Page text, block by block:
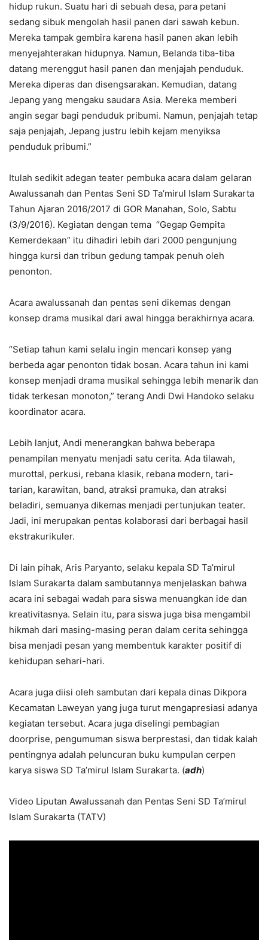
hidup rukun. Suatu hari di sebuah desa, para petani
sedang sibuk mengolah hasil panen dari sawah kebun.
Mereka tampak gembira karena hasil panen akan lebih
menyejahterakan hidupnya. Namun, Belanda tiba-tiba
datang merenggut hasil panen dan menjajah penduduk.
Mereka diperas dan disengsarakan. Kemudian, datang
Jepang yang mengaku saudara Asia. Mereka memberi
angin segar bagi penduduk pribumi. Namun, penjajah tetap
saja penjajah, Jepang justru lebih kejam menyiksa
penduduk pribumi.”
Itulah sedikit adegan teater pembuka acara dalam gelaran
Awalussanah dan Pentas Seni SD Ta’mirul Islam Surakarta
Tahun Ajaran 2016/2017 di GOR Manahan, Solo, Sabtu
(3/9/2016). Kegiatan dengan tema “Gegap Gempita
Kemerdekaan” itu dihadiri lebih dari 2000 pengunjung
hingga kursi dan tribun gedung tampak penuh oleh
penonton.
Acara awalussanah dan pentas seni dikemas dengan
konsep drama musikal dari awal hingga berakhirnya acara.
“Setiap tahun kami selalu ingin mencari konsep yang
berbeda agar penonton tidak bosan. Acara tahun ini kami
konsep menjadi drama musikal sehingga lebih menarik dan
tidak terkesan monoton,” terang Andi Dwi Handoko selaku
koordinator acara.
Lebih lanjut, Andi menerangkan bahwa beberapa
penampilan menyatu menjadi satu cerita. Ada tilawah,
murottal, perkusi, rebana klasik, rebana modern, tari-
tarian, karawitan, band, atraksi pramuka, dan atraksi
beladiri, semuanya dikemas menjadi pertunjukan teater.
Jadi, ini merupakan pentas kolaborasi dari berbagai hasil
ekstrakurikuler.
Di lain pihak, Aris Paryanto, selaku kepala SD Ta’mirul
Islam Surakarta dalam sambutannya menjelaskan bahwa
acara ini sebagai wadah para siswa menuangkan ide dan
kreativitasnya. Selain itu, para siswa juga bisa mengambil
hikmah dari masing-masing peran dalam cerita sehingga
bisa menjadi pesan yang membentuk karakter positif di
kehidupan sehari-hari.
Acara juga diisi oleh sambutan dari kepala dinas Dikpora
Kecamatan Laweyan yang juga turut mengapresiasi adanya
kegiatan tersebut. Acara juga diselingi pembagian
doorprise, pengumuman siswa berprestasi, dan tidak kalah
pentingnya adalah peluncuran buku kumpulan cerpen
karya siswa SD Ta’mirul Islam Surakarta. (adh)
Video Liputan Awalussanah dan Pentas Seni SD Ta’mirul
Islam Surakarta (TATV)